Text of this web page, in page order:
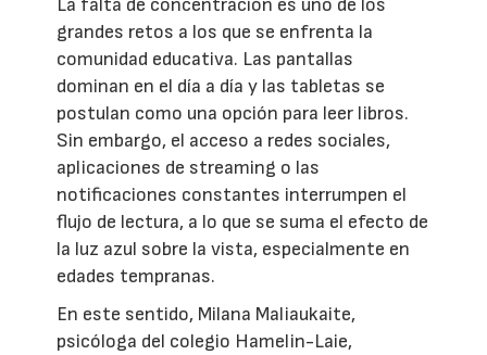
La falta de concentración es uno de los
grandes retos a los que se enfrenta la
comunidad educativa. Las pantallas
dominan en el día a día y las tabletas se
postulan como una opción para leer libros.
Sin embargo, el acceso a redes sociales,
aplicaciones de streaming o las
notificaciones constantes interrumpen el
flujo de lectura, a lo que se suma el efecto de
la luz azul sobre la vista, especialmente en
edades tempranas.
En este sentido, Milana Maliaukaite,
psicóloga del colegio Hamelin-Laie,